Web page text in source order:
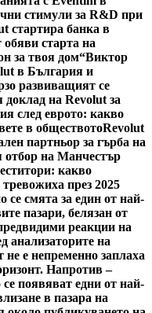
стимули за R&D при
стартира банка в
старта на
за твоя дом“Виктор
в България и
развиващият се
на Revolut за
след еврото: какво
в обществотоRevolut
партньор за гърба на
на Манчестър
какво
през 2025
се смята за един от най-
пазари, белязан от
реакции на
анализаторите на
не е непременно заплаха
Напротив –
се появяват едни от най-
в пазара на